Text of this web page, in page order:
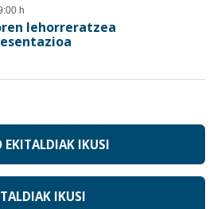
EKITALDIAK IKUSI
IKUSI